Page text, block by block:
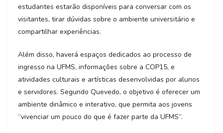
estudantes estarão disponíveis para conversar com os
visitantes, tirar dúvidas sobre o ambiente universitário e
compartilhar experiências.
Além disso, haverá espaços dedicados ao processo de
ingresso na UFMS, informações sobre a COP15, e
atividades culturais e artísticas desenvolvidas por alunos
e servidores. Segundo Quevedo, o objetivo é oferecer um
ambiente dinâmico e interativo, que permita aos jovens
“vivenciar um pouco do que é fazer parte da UFMS”.